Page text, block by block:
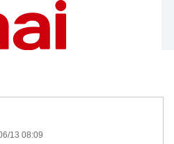
13 08:09